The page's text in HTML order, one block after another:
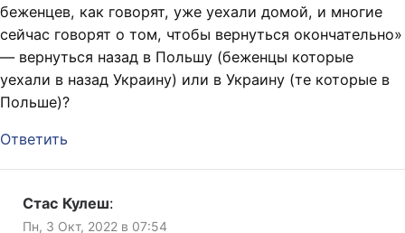
беженцев, как говорят, уже уехали домой, и многие
сейчас говорят о том, чтобы вернуться окончательно»
— вернуться назад в Польшу (беженцы которые
уехали в назад Украину) или в Украину (те которые в
Польше)?
Ответить
Стас Кулеш:
Пн, 3 Окт, 2022 в 07:54